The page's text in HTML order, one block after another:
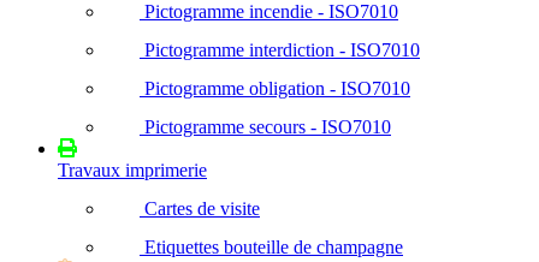
Pictogramme incendie - ISO7010
Pictogramme interdiction - ISO7010
Pictogramme obligation - ISO7010
Pictogramme secours - ISO7010
Travaux imprimerie
Cartes de visite
Etiquettes bouteille de champagne